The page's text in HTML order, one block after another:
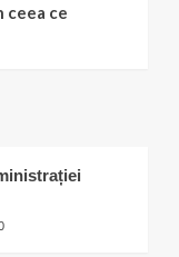
ceea ce